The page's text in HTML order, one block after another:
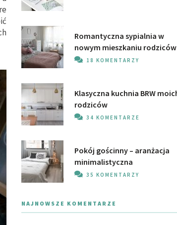
Romantyczna sypialnia w
nowym mieszkaniu rodziców
18 KOMENTARZY
Klasyczna kuchnia BRW
rodziców
34 KOMENTARZE
Pokój gościnny – aranżacja
minimalistyczna
35 KOMENTARZY
NAJNOWSZE KOMENTARZE